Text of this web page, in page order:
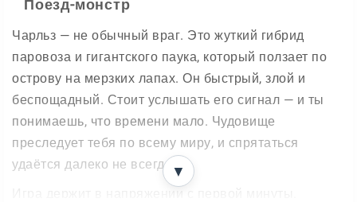
Поезд-монстр
Чарльз — не обычный враг. Это жуткий гибрид
паровоза и гигантского паука, который ползает по
острову на мерзких лапах. Он быстрый, злой и
беспощадный. Стоит услышать его сигнал — и ты
понимаешь, что времени мало. Чудовище
преследует тебя по всему миру, и спрятаться
удаётся далеко не всегда.▼